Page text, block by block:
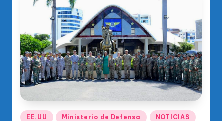
Publicado
EE.UU Ministerio de Defensa NOTICIAS